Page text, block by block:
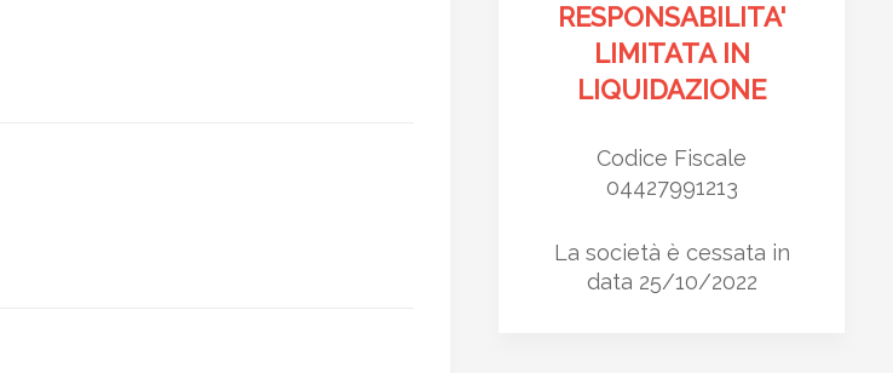
RESPONSABILITA'
LIMITATA IN
LIQUIDAZIONE
Codice Fiscale
04427991213
La società è cessata in
data 25/10/2022